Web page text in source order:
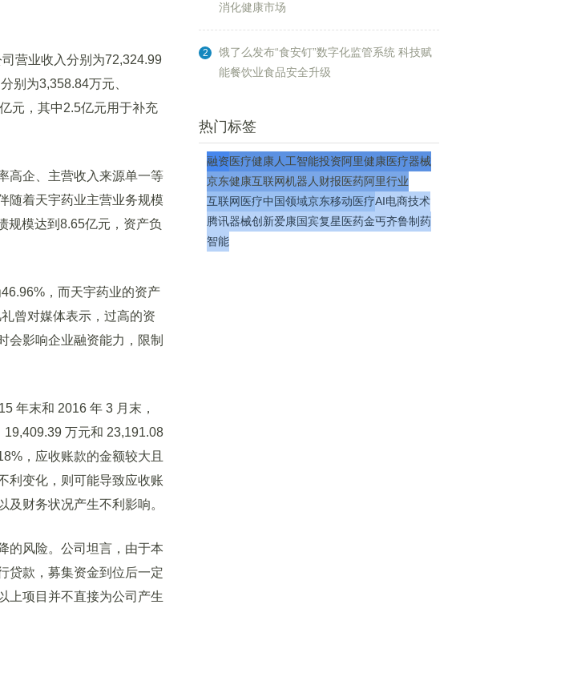
营业收入分别为72,324.99
别为3,358.84万元、
元，其中2.5亿元用于补充
企、主营收入来源单一等
随着天宇药业主营业务规模
规模达到8.65亿元，资产负
，而天宇药业的资产
曾对媒体表示，过高的资
会影响企业融资能力，限制
年末和 2016 年 3 月末，
万元和 23,191.08
，应收账款的金额较大且
利变化，则可能导致应收账
财务状况产生不利影响。
风险。公司坦言，由于本
贷款，募集资金到位后一定
上项目并不直接为公司产生
消化健康市场
2
饿了么发布“食安钉”数字化监管系统 科技赋
能餐饮业食品安全升级
热门标签
融资医疗健康人工智能投资阿里健康医疗器械
京东健康互联网机器人 财报医药阿里行业
互联网医疗中国领域京东移动医疗AI电商技术
腾讯器械创新爱康国宾复星医药金丐齐鲁制药
智能